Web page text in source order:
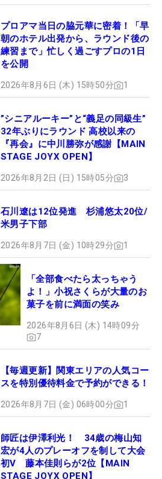
プロアマ当日の脇元華に密着！「早
朝のホテル出発から、ラウンド後の
練習まで」忙しく過ごすプロの1日
を公開
2026年8月6日 (木) 15時50分 1
”シニアルーキー”と“義足の同級生”
32年ぶりにラウンド 高校以来の
『再会』に中川勝弥が感謝【MAIN
STAGE JOYX OPEN】
2026年8月2日 (日) 15時05分 3
石川遼は12位発進 杉浦悠太20位/
米男子下部
2026年8月7日 (金) 10時29分 1
「全部食べたら太っちゃう
よ！」小祝さくらが大量のお
菓子を前に満面の笑み
2026年8月6日 (木) 14時09分
7
【毎週更新】関東エリアの人気コー
スを特別優待料金で予約ができる！
2026年8月7日 (金) 06時00分 1
師匠は伊澤利光！ 34歳の梅山知
宏が4人のプレーオフを制して大会
初V 藤本佳則らが2位【MAIN
STAGE JOYX OPEN】